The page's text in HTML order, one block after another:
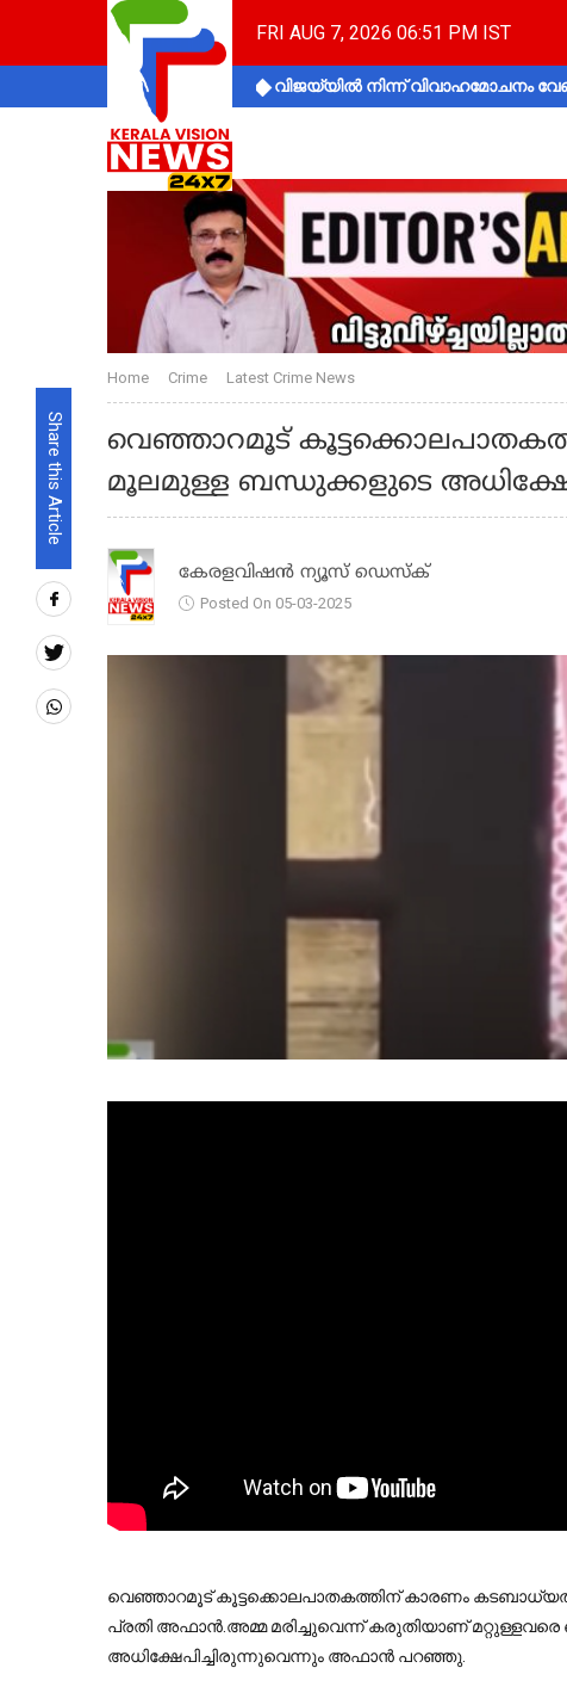
FRI AUG 7, 2026 06:51 PM IST
വിജയ്‌യിൽ നിന്ന് വിവാഹമോചനം
Share this Article
Home Crime Latest Crime News
വെഞ്ഞാറമൂട്
മൂലമുള്ള ബന്ധുക്കളുടെ
കേരളവിഷൻ ന്യൂസ് ഡെസ്‌ക്
Posted On 05-03-2025
വെഞ്ഞാറമൂട് കൂട്ടക്കൊലപാതകത്തിന് കാരണം
പ്രതി അഫാന്‍.അമ്മ മരിച്ചുവെന്ന് കരുതിയാണ്
അധിക്ഷേപിച്ചിരുന്നുവെന്നും അഫാന്‍ പറഞ്ഞു.